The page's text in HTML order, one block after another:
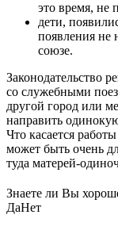
это время, не
дети,
появления не
союзе.
Законодательство
со служебными
другой город или
направить
Что касается
может быть очень
туда матерей-
Знаете ли Вы
ДаНет